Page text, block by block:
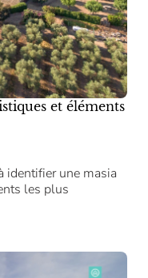
et éléments
identifier une masia
les plus